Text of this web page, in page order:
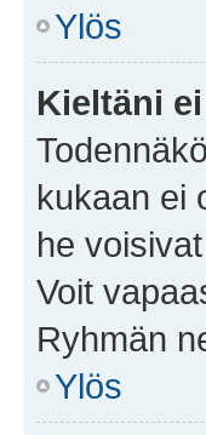
Ylös
Kieltäni
kukaan ei
he
Voit
Ryhmän
Ylös